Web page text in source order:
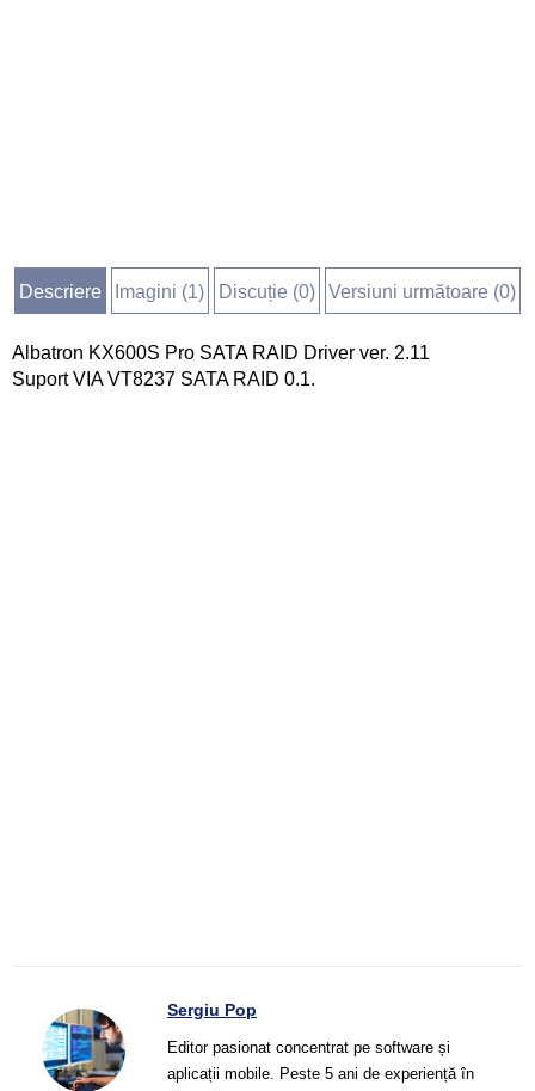
Descriere Imagini (1) Discuție (0) Versiuni următoare (0)
Albatron KX600S Pro SATA RAID Driver ver. 2.11
Suport VIA VT8237 SATA RAID 0.1.
Sergiu Pop
Editor pasionat concentrat pe software și
aplicații mobile. Peste 5 ani de experiență în